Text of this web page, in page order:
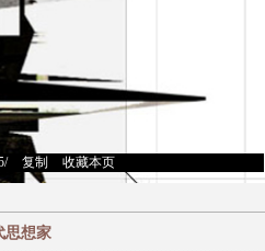
> 复制 收藏本页
思想家